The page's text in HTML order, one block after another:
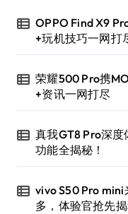
OPPO Find X9
+玩机技巧一网打
荣耀500 Pro携
+资讯一网打尽
真我GT8 Pro深
功能全揭秘！
vivo S50 Pro
多，体验官抢先